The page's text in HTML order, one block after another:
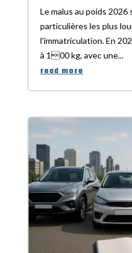
Le malus au poids
particulières les plus
l'immatriculation. En
à 100 kg, avec une...
read more